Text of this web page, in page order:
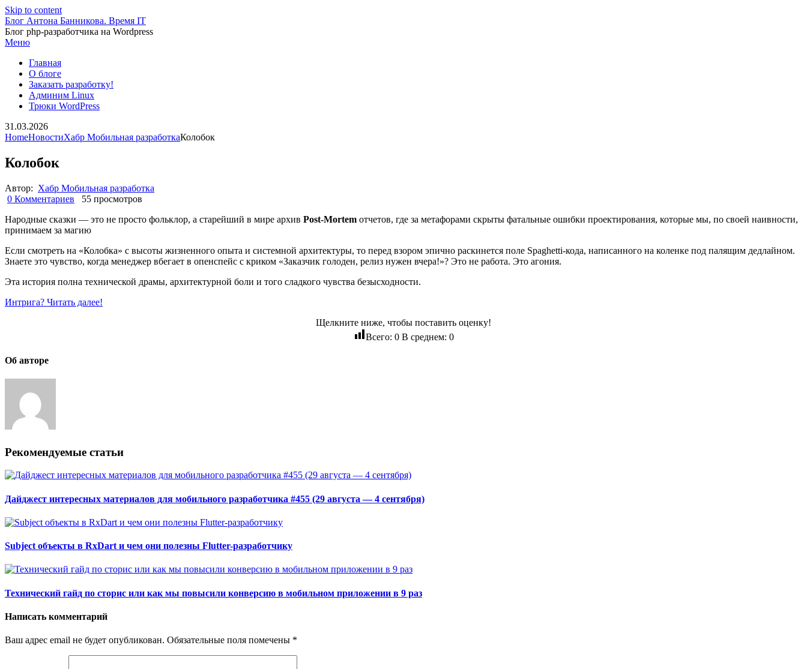
Skip to content
Блог Антона Банникова. Время IT
Блог php-разработчика на Wordpress
Меню
Главная
О блоге
Заказать разработку!
Админим Linux
Трюки WordPress
31.03.2026
HomeНовостиХабр Мобильная разработкаКолобок
Колобок
Автор: Хабр Мобильная разработка
0 Комментариев
55 просмотров
Народные сказки — это не просто фольклор, а старейший в мире архив Post-Mortem отчетов, где за метафорами скрыты фатальные ошибки проектирования, которые мы, по своей наивности,
принимаем за магию
Если смотреть на «Колобка» с высоты жизненного опыта и системной архитектуры, то перед взором эпично раскинется поле Spaghetti-кода, написанного на коленке под палящим дедлайном.
Знаете это чувство, когда менеджер вбегает в опенспейс с криком «Заказчик голоден, релиз нужен вчера!»? Это не работа. Это агония.
Эта история полна технической драмы, архитектурной боли и того сладкого чувства безысходности.
Интрига? Читать далее!
Щелкните ниже, чтобы поставить оценку!
Всего: 0В среднем: 0
Об авторе
Рекомендуемые статьи
Дайджест интересных материалов для мобильного разработчика #455 (29 августа — 4 сентября)
Subject объекты в RxDart и чем они полезны Flutter-разработчику
Технический гайд по сторис или как мы повысили конверсию в мобильном приложении в 9 раз
Написать комментарий
Ваш адрес email не будет опубликован. Обязательные поля помечены *